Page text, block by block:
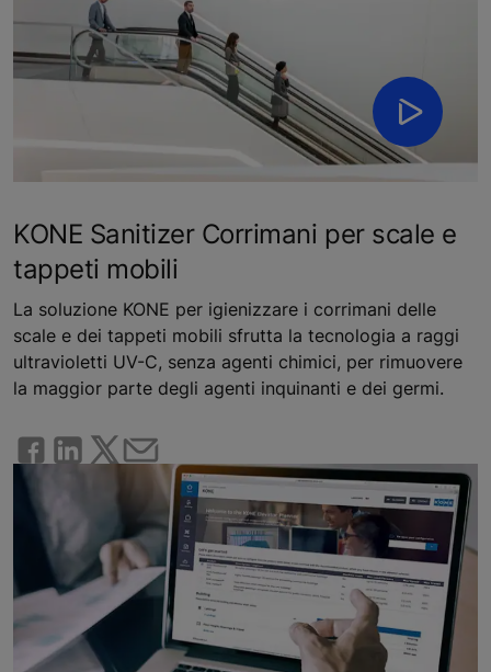
KONE Sanitizer Corrimani per scale e
tappeti mobili
La soluzione KONE per igienizzare i corrimani delle
scale e dei tappeti mobili sfrutta la tecnologia a raggi
ultravioletti UV-C, senza agenti chimici, per rimuovere
la maggior parte degli agenti inquinanti e dei germi.